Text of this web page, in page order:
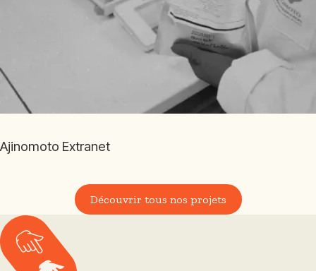
Ajinomoto Extranet
Découvrir tous nos projets